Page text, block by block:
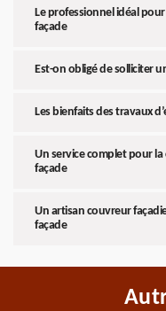
Le professionnel idéal
façade
Est-on obligé de solliciter
Les bienfaits des travaux
Un service complet pour
façade
Un artisan couvreur
façade